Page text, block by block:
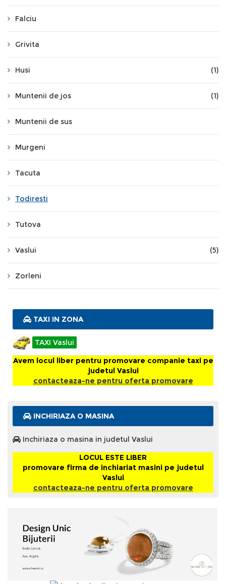
Falciu
Grivita
Husi (1)
Muntenii de jos (1)
Muntenii de sus
Murgeni
Tacuta
Todiresti
Tutova
Vaslui (5)
Zorleni
TAXI IN ZONA
TAXI Vaslui
Avem locul liber pentru promovare companie taxi pe
judetul Vaslui
contacteaza-ne pentru oferta promovare
INCHIRIAZA O MASINA
Inchiriaza o masina in judetul Vaslui
LOCUL ESTE LIBER
promovare firma de inchiariat masini pe judetul
Vaslui
contacteaza-ne pentru oferta promovare